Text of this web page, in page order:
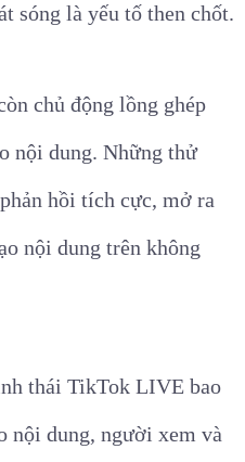
sóng là yếu tố then chốt.
chủ động lồng ghép
nội dung. Những thử
hồi tích cực, mở ra
nội dung trên không
thái TikTok LIVE bao
nội dung, người xem và